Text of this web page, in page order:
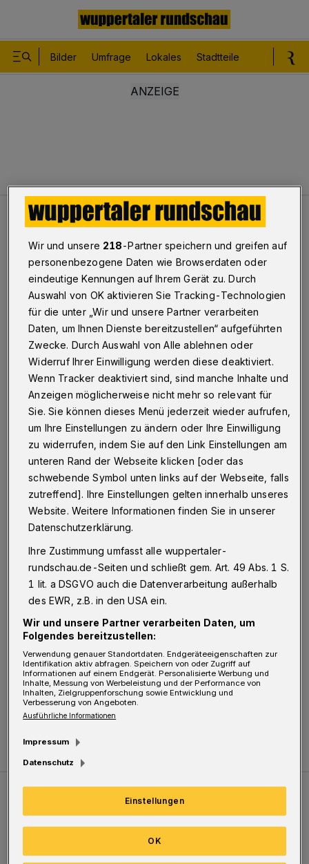
Bilder Umfrage Lokales Stadtteile
Leser Bunker mit Platz für bis zu 60 Menschen
Bunker mit Platz für bis zu 60
Menschen
Betr.: "Ein geheimnisvoller Fels", Rundschau vom 20.
April
02.05.2016 , 11:03 Uhr Eine Minute Lesezeit
Ich weiß, dass dort ein Luftschutzbunker ist
und dieser über die Treppen zugänglich ist.
Ich habe mit einem Kollegen gesprochen, der
damals dort im Bahnwerk Wuppertal
Steinbeck tätig war und diesen Bunker
besichtigt hat. Er sagte, es sei dort Platz für
etwa 50 bis 60 Leute.
Dominic Scholzen, Filchnerweg
Neueste Artikel
Ein Unzustand und Skandal
Wir und unsere 218-Partner speichern und greifen auf
personenbezogene Daten wie Browserdaten oder
eindeutige Kennungen auf Ihrem Gerät zu. Durch
Auswahl von OK aktivieren Sie Tracking-Technologien
für die unter „Wir und unsere Partner verarbeiten
Daten, um Ihnen Dienste bereitzustellen“ aufgeführten
Zwecke. Durch Auswahl von Alle ablehnen oder
Widerruf Ihrer Einwilligung werden diese deaktiviert.
Wenn Tracker deaktiviert sind, sind manche Inhalte und
Anzeigen möglicherweise nicht mehr so relevant für
Sie. Sie können dieses Menü jederzeit wieder aufrufen,
um Ihre Einstellungen zu ändern oder Ihre Einwilligung
zu widerrufen, indem Sie auf den Link Einstellungen am
unteren Rand der Webseite klicken [oder das
schwebende Symbol unten links auf der Webseite, falls
zutreffend]. Ihre Einstellungen gelten innerhalb unseres
Website. Weitere Informationen finden Sie in unserer
Datenschutzerklärung.
Ihre Zustimmung umfasst alle wuppertaler-
rundschau.de-Seiten und schließt gem. Art. 49 Abs. 1 S.
1 lit. a DSGVO auch die Datenverarbeitung außerhalb
des EWR, z.B. in den USA ein.
Wir und unsere Partner verarbeiten Daten, um
Folgendes bereitzustellen:
Verwendung genauer Standortdaten. Endgeräteeigenschaften zur
Identifikation aktiv abfragen. Speichern von oder Zugriff auf
Informationen auf einem Endgerät. Personalisierte Werbung und
Inhalte, Messung von Werbeleistung und der Performance von
Inhalten, Zielgruppenforschung sowie Entwicklung und
Verbesserung von Angeboten.
Ausführliche Informationen
Impressum
Datenschutz
Einstellungen
OK